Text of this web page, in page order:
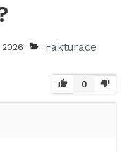
2026 Fakturace
0